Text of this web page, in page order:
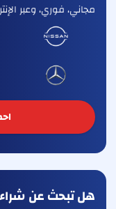
مجاني، فوري، وعبر
هل تبحث عن